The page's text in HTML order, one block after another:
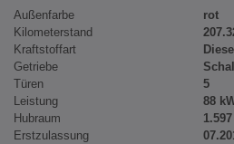
Außenfarbe
rot
Kilometerstand
Kraftstoffart
Diesel
Getriebe
Türen
5
Leistung
88
Hubraum
Erstzulassung